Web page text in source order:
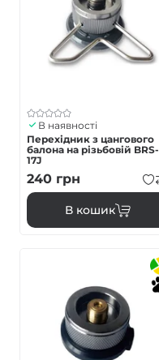
В наявності
Перехідник з цангового
балона на різьбовій BRS-
17J
240 грн
В кошик